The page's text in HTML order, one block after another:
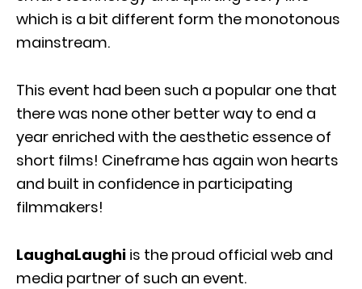
which is a bit different form the monotonous
mainstream.
This event had been such a popular one that
there was none other better way to end a
year enriched with the aesthetic essence of
short films! Cineframe has again won hearts
and built in confidence in participating
filmmakers!
LaughaLaughi is the proud official web and
media partner of such an event.